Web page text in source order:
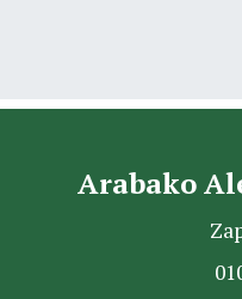
Arabako